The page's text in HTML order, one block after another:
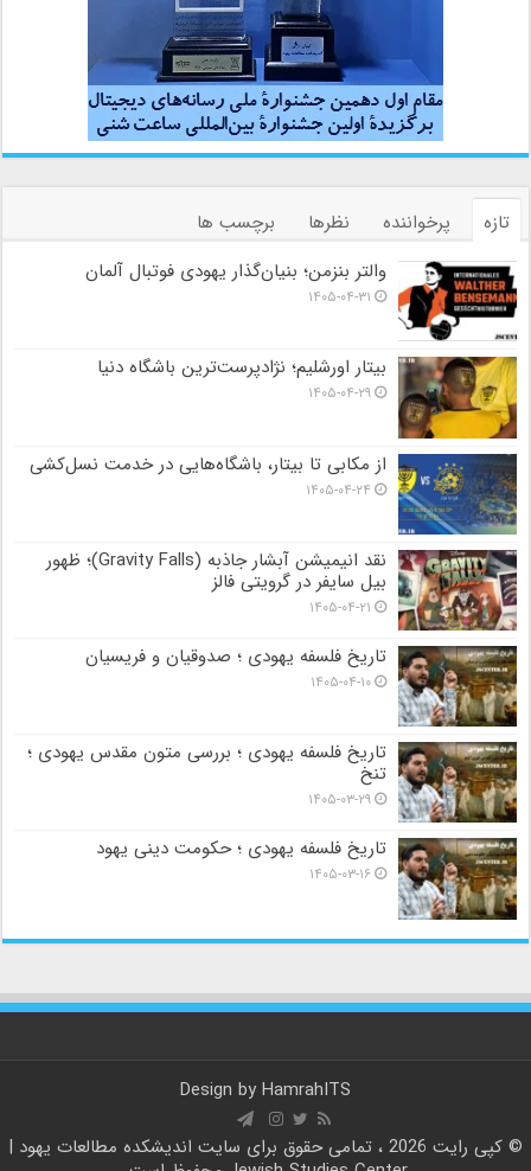
تازه پرخواننده نظرها
برچسب ها
والتر بنزمن؛ بنیان‌گذار یهودی فوتبال آلمان
۱۴۰۵-۰۴-۳۱
بیتار اورشلیم؛ نژادپرست‌ترین باشگاه دنیا
۱۴۰۵-۰۴-۲۹
از مکابی تا بیتار، باشگاه‌هایی در خدمت نسل‌کشی
۱۴۰۵-۰۴-۲۴
نقد انیمیشن آبشار جاذبه (Gravity Falls)؛ ظهور
بیل سایفر در گرویتی فالز
۱۴۰۵-۰۴-۲۱
تاریخ فلسفه یهودی ؛ صدوقیان و فریسیان
۱۴۰۵-۰۴-۱۰
تاریخ فلسفه یهودی ؛ بررسی متون مقدس یهودی ؛
تنخ
۱۴۰۵-۰۳-۲۹
تاریخ فلسفه یهودی ؛ حکومت دینی یهود
۱۴۰۵-۰۳-۱۶
Design by HamrahITS
© کپی رایت 2026 ، تمامی حقوق برای سایت
اندیشکده مطالعات یهود |